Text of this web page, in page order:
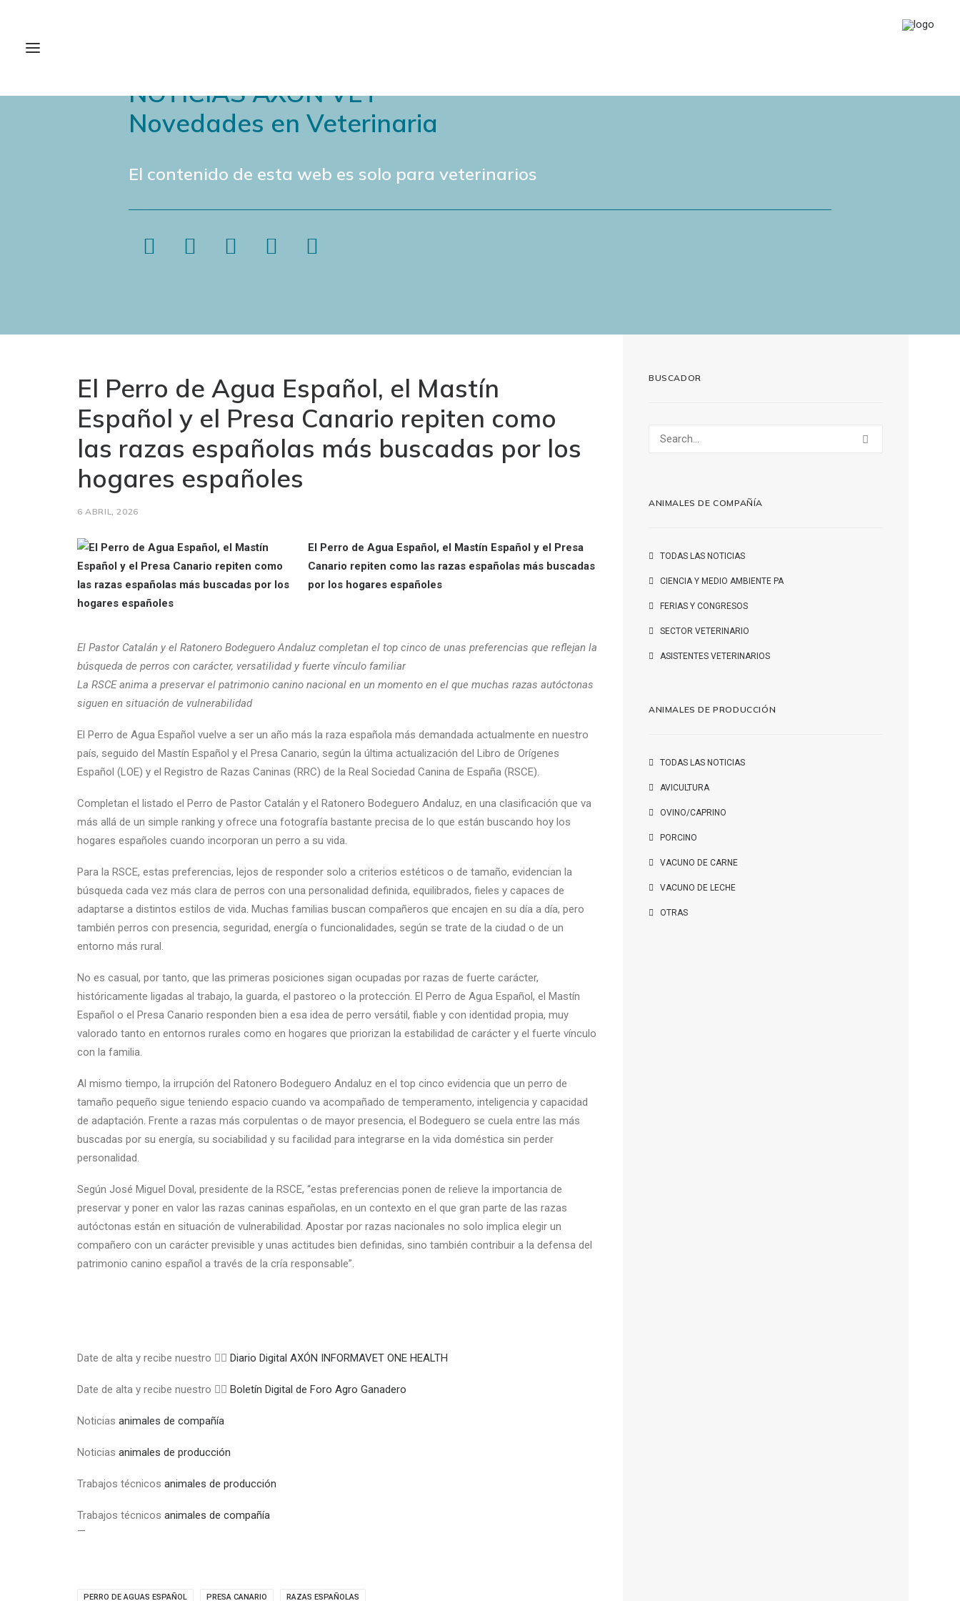
NOTICIAS AXÓN VET
Novedades en Veterinaria
El contenido de esta web es solo para veterinarios
El Perro de Agua Español, el Mastín
Español y el Presa Canario repiten como
las razas españolas más buscadas por los
hogares españoles
6 ABRIL, 2026
El Perro de Agua Español, el Mastín Español y el Presa
Canario repiten como las razas españolas más buscadas
por los hogares españoles
El Pastor Catalán y el Ratonero Bodeguero Andaluz completan el top cinco de unas preferencias que reflejan la
búsqueda de perros con carácter, versatilidad y fuerte vínculo familiar
La RSCE anima a preservar el patrimonio canino nacional en un momento en el que muchas razas autóctonas
siguen en situación de vulnerabilidad
El Perro de Agua Español vuelve a ser un año más la raza española más demandada actualmente en nuestro
país, seguido del Mastín Español y el Presa Canario, según la última actualización del Libro de Orígenes
Español (LOE) y el Registro de Razas Caninas (RRC) de la Real Sociedad Canina de España (RSCE).
Completan el listado el Perro de Pastor Catalán y el Ratonero Bodeguero Andaluz, en una clasificación que va
más allá de un simple ranking y ofrece una fotografía bastante precisa de lo que están buscando hoy los
hogares españoles cuando incorporan un perro a su vida.
Para la RSCE, estas preferencias, lejos de responder solo a criterios estéticos o de tamaño, evidencian la
búsqueda cada vez más clara de perros con una personalidad definida, equilibrados, fieles y capaces de
adaptarse a distintos estilos de vida. Muchas familias buscan compañeros que encajen en su día a día, pero
también perros con presencia, seguridad, energía o funcionalidades, según se trate de la ciudad o de un
entorno más rural.
No es casual, por tanto, que las primeras posiciones sigan ocupadas por razas de fuerte carácter,
históricamente ligadas al trabajo, la guarda, el pastoreo o la protección. El Perro de Agua Español, el Mastín
Español o el Presa Canario responden bien a esa idea de perro versátil, fiable y con identidad propia, muy
valorado tanto en entornos rurales como en hogares que priorizan la estabilidad de carácter y el fuerte vínculo
con la familia.
Al mismo tiempo, la irrupción del Ratonero Bodeguero Andaluz en el top cinco evidencia que un perro de
tamaño pequeño sigue teniendo espacio cuando va acompañado de temperamento, inteligencia y capacidad
de adaptación. Frente a razas más corpulentas o de mayor presencia, el Bodeguero se cuela entre las más
buscadas por su energía, su sociabilidad y su facilidad para integrarse en la vida doméstica sin perder
personalidad.
Según José Miguel Doval, presidente de la RSCE, “estas preferencias ponen de relieve la importancia de
preservar y poner en valor las razas caninas españolas, en un contexto en el que gran parte de las razas
autóctonas están en situación de vulnerabilidad. Apostar por razas nacionales no solo implica elegir un
compañero con un carácter previsible y unas actitudes bien definidas, sino también contribuir a la defensa del
patrimonio canino español a través de la cría responsable”.
Date de alta y recibe nuestro 👉🏼 Diario Digital AXÓN INFORMAVET ONE HEALTH
Date de alta y recibe nuestro 👉🏼 Boletín Digital de Foro Agro Ganadero
Noticias animales de compañía
Noticias animales de producción
Trabajos técnicos animales de producción
Trabajos técnicos animales de compañía
—
PERRO DE AGUAS ESPAÑOL PRESA CANARIO RAZAS ESPAÑOLAS
BUSCADOR
ANIMALES DE COMPAÑÍA
TODAS LAS NOTICIAS
CIENCIA Y MEDIO AMBIENTE PA
FERIAS Y CONGRESOS
SECTOR VETERINARIO
ASISTENTES VETERINARIOS
ANIMALES DE PRODUCCIÓN
TODAS LAS NOTICIAS
AVICULTURA
OVINO/CAPRINO
PORCINO
VACUNO DE CARNE
VACUNO DE LECHE
OTRAS